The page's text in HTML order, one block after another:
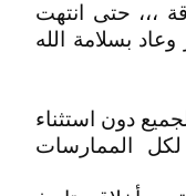
،،، حتى انتهت
بسلامة الله
دون استثناء
لكل الممارسات